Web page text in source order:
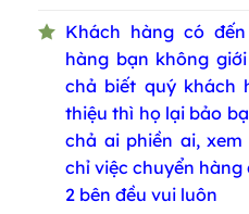
Khách hàng có
hàng bạn không
chả biết quý khách
thiệu thì họ lại bảo
chả ai phiền ai,
chỉ việc chuyển
2 bên đều vui luôn